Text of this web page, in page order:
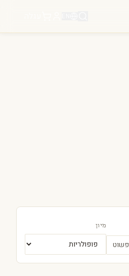
פשוט
מיון